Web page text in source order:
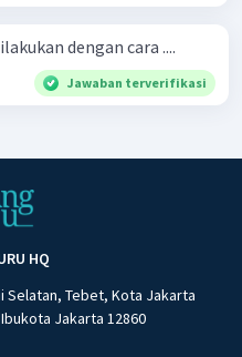
dengan cara ....
Jawaban terverifikasi
HQ
Selatan, Tebet, Kota Jakarta
Jakarta 12860